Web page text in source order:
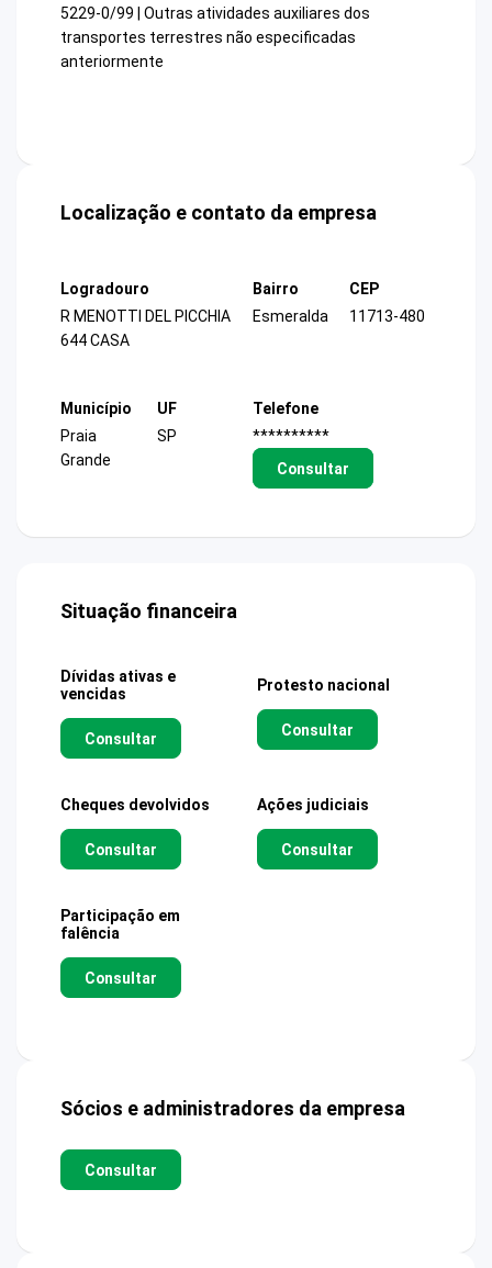
5229-0/99 | Outras atividades auxiliares dos
transportes terrestres não especificadas
anteriormente
Localização e contato da empresa
Logradouro
R MENOTTI DEL PICCHIA
644 CASA
Bairro
Esmeralda
CEP
11713-480
Município
Praia
Grande
UF
SP
Telefone
**********
Consultar
Situação financeira
Dívidas ativas e
vencidas
Consultar
Protesto nacional
Consultar
Cheques devolvidos
Consultar
Ações judiciais
Consultar
Participação em
falência
Consultar
Sócios e administradores da empresa
Consultar